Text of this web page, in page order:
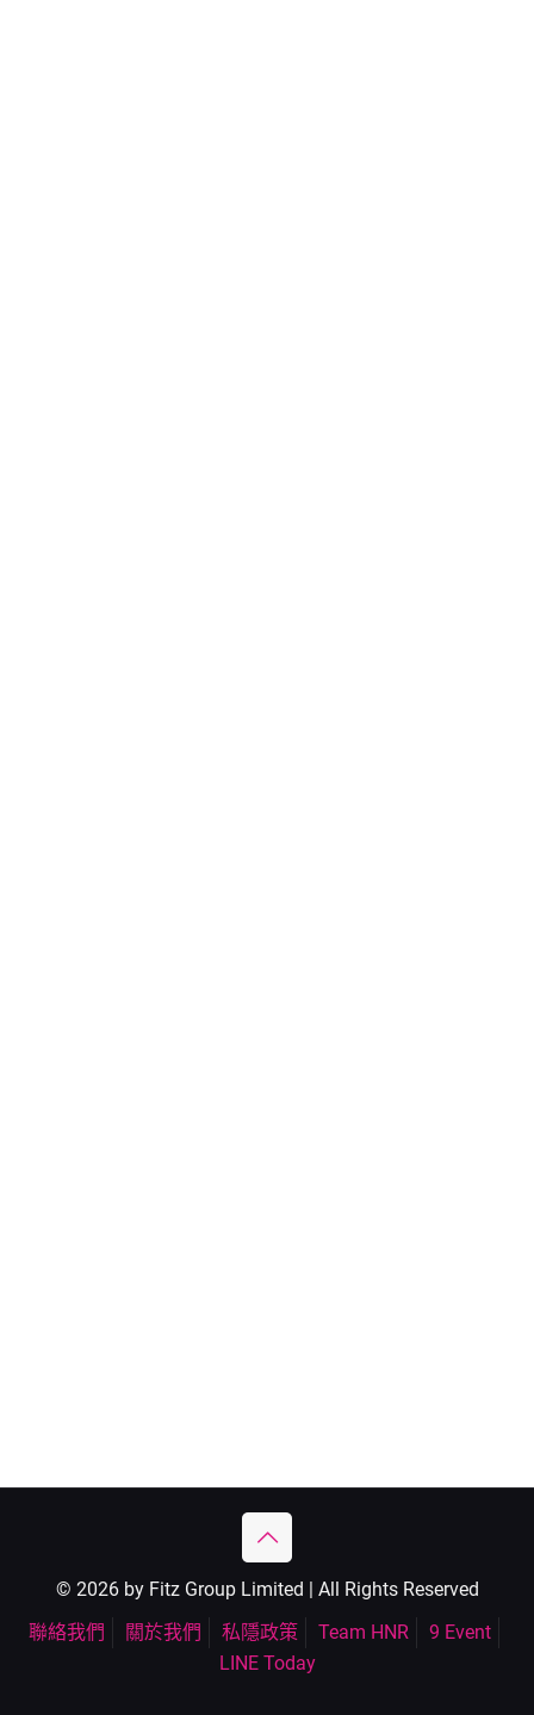
© 2026 by Fitz Group Limited | All Rights Reserved
聯絡我們
關於我們 私隱政策 Team HNR
9 Event
LINE Today